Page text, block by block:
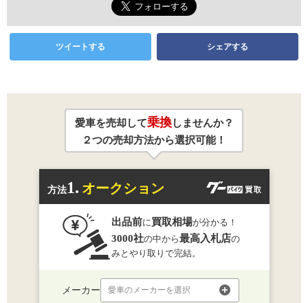
ツイートする シェアする
愛車を売却して乗換しませんか？
２つの売却方法から選択可能！
方法1. オークション
出品前に買取相場が分かる！
3000社の中から最高入札店の
みとやり取りで完結。
メーカー 愛車のメーカーを選択